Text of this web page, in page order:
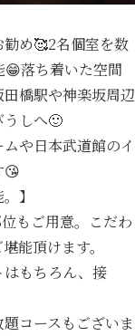
め🥰2名個室を数
落ち着いた空間
橋駅や神楽坂周辺
しへ🙂
や日本武道館のイ
😘
】
もご用意。こだわ
能頂けます。
はもちろん、接
コースもございま